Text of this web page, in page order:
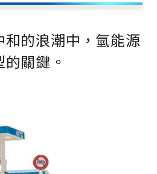
的浪潮中，氫能源
關鍵。